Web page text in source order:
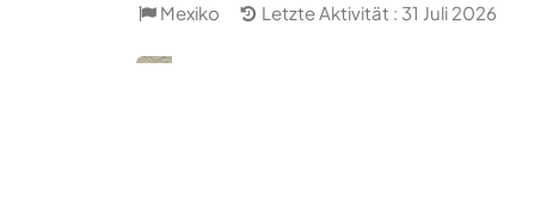
Mexiko Letzte Aktivität : 31 Juli 2026